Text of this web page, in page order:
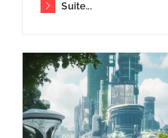
Suite...